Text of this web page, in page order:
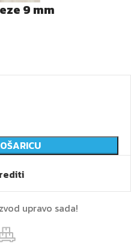
9 mm
upravo sada!